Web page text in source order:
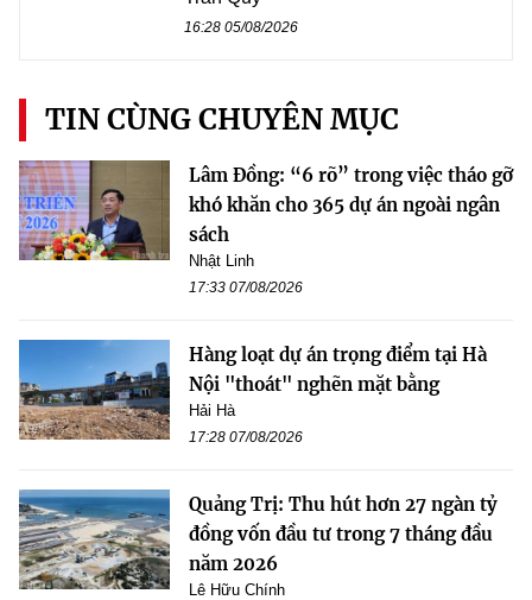
16:28 05/08/2026
TIN CÙNG CHUYÊN MỤC
Lâm Đồng: “6 rõ” trong việc tháo gỡ
khó khăn cho 365 dự án ngoài ngân
sách
Nhật Linh
17:33 07/08/2026
Hàng loạt dự án trọng điểm tại Hà
Nội "thoát" nghẽn mặt bằng
Hải Hà
17:28 07/08/2026
Quảng Trị: Thu hút hơn 27 ngàn tỷ
đồng vốn đầu tư trong 7 tháng đầu
năm 2026
Lê Hữu Chính